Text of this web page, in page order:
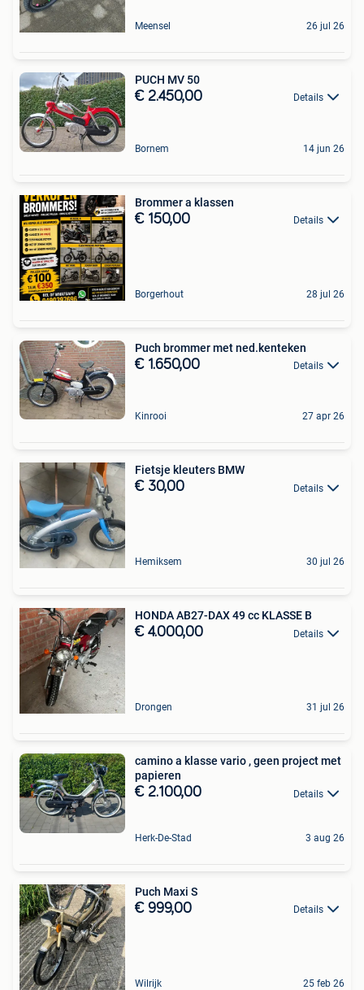
Meensel 26 jul 26
PUCH MV 50
€ 2.450,00 Details
Bornem 14 jun 26
Brommer a klassen
€ 150,00 Details
Borgerhout 28 jul 26
Puch brommer met ned.kenteken
€ 1.650,00 Details
Kinrooi 27 apr 26
Fietsje kleuters BMW
€ 30,00 Details
Hemiksem 30 jul 26
HONDA AB27-DAX 49 cc KLASSE B
€ 4.000,00 Details
Drongen 31 jul 26
camino a klasse vario , geen project met
papieren
€ 2.100,00 Details
Herk-De-Stad 3 aug 26
Puch Maxi S
€ 999,00 Details
Wilrijk 25 feb 26